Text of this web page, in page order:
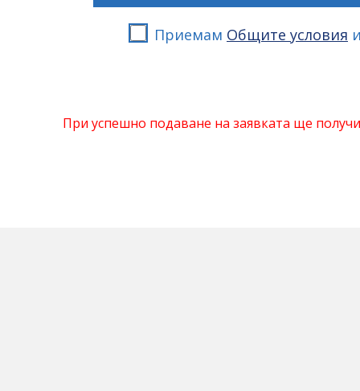
Приемам Общите условия
При успешно подаване на заявката ще